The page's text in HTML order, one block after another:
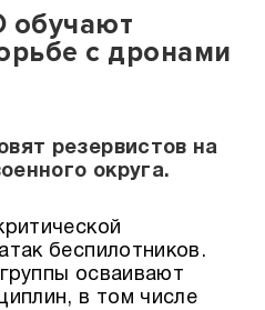
обучают
с дронами
резервистов на
округа.
беспилотников.
осваивают
в том числе